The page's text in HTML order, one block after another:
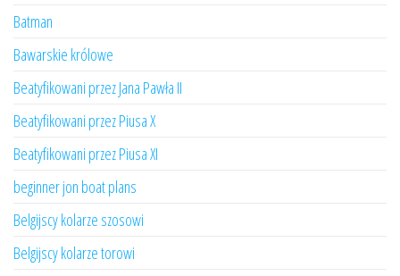
Batman
Bawarskie królowe
Beatyfikowani przez Jana Pawła II
Beatyfikowani przez Piusa X
Beatyfikowani przez Piusa XI
beginner jon boat plans
Belgijscy kolarze szosowi
Belgijscy kolarze torowi